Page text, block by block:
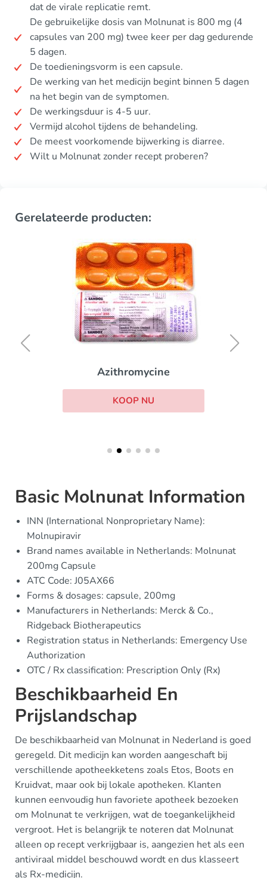
dat de virale replicatie remt.
De gebruikelijke dosis van Molnunat is 800 mg (4
capsules van 200 mg) twee keer per dag gedurende
5 dagen.
De toedieningsvorm is een capsule.
De werking van het medicijn begint binnen 5 dagen
na het begin van de symptomen.
De werkingsduur is 4-5 uur.
Vermijd alcohol tijdens de behandeling.
De meest voorkomende bijwerking is diarree.
Wilt u Molnunat zonder recept proberen?
Gerelateerde producten:
Azithromycine
KOOP NU
Basic Molnunat Information
INN (International Nonproprietary Name):
Molnupiravir
Brand names available in Netherlands: Molnunat
200mg Capsule
ATC Code: J05AX66
Forms & dosages: capsule, 200mg
Manufacturers in Netherlands: Merck & Co.,
Ridgeback Biotherapeutics
Registration status in Netherlands: Emergency Use
Authorization
OTC / Rx classification: Prescription Only (Rx)
Beschikbaarheid En
Prijslandschap
De beschikbaarheid van Molnunat in Nederland is goed
geregeld. Dit medicijn kan worden aangeschaft bij
verschillende apotheekketens zoals Etos, Boots en
Kruidvat, maar ook bij lokale apotheken. Klanten
kunnen eenvoudig hun favoriete apotheek bezoeken
om Molnunat te verkrijgen, wat de toegankelijkheid
vergroot. Het is belangrijk te noteren dat Molnunat
alleen op recept verkrijgbaar is, aangezien het als een
antiviraal middel beschouwd wordt en dus klasseert
als Rx-medicijn.